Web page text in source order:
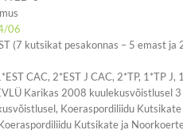
06
(7 kutsikat pesakonnas – 5 emast ja
CAC, 2*EST J CAC, 2*TP, 1*TP J,
Karikas 2008 kuulekusvõistlusel
Koeraspordiliidu
Kutsikate ja